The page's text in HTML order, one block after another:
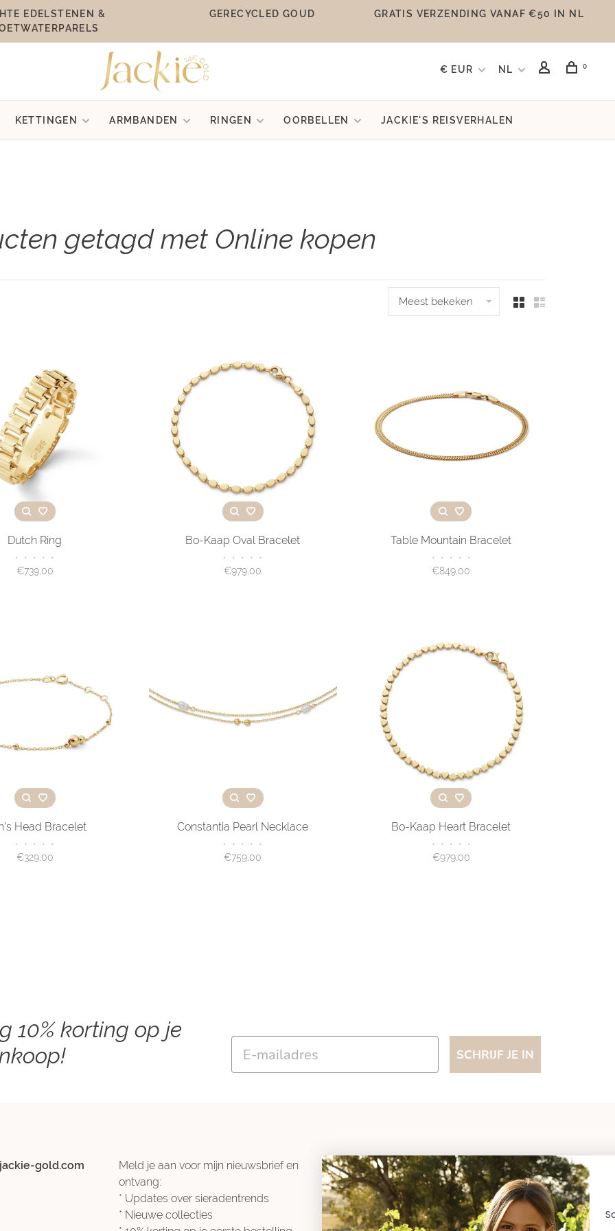
EDELSTENEN &
GERECYCLED GOUD GRATIS VERZENDING VANAF €50 IN NL
€ EUR NL 0
KETTINGEN ARMBANDEN RINGEN OORBELLEN JACKIE'S REISVERHALEN
getagd met Online kopen
Meest bekeken
Dutch Ring
• • • • •
€739,00
Bo-Kaap Oval Bracelet
• • • • •
€979,00
Table Mountain Bracelet
• • • • •
€849,00
Head Bracelet
• • • • •
€329,00
Constantia Pearl Necklace
• • • • •
€759,00
Bo-Kaap Heart Bracelet
• • • • •
€979,00
10% korting op je
SCHRIJF JE IN
gold.com
Meld je aan voor mijn nieuwsbrief en
ontvang:
* Updates over sieradentrends
* Nieuwe collecties
Word een VIP-FRIEND
Schrijf je in voor de nieuwsbrief en wordt een VIP-